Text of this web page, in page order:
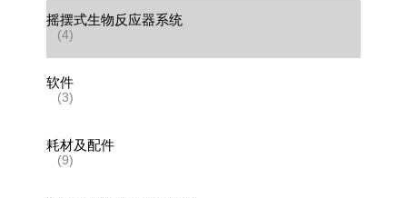
摇摆式生物反应器系统
(4)
软件
(3)
耗材及配件
(9)